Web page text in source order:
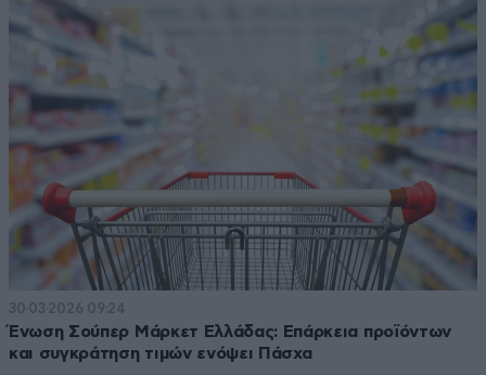
30·03·2026 09:24
Ένωση Σούπερ Μάρκετ Ελλάδας: Επάρκεια προϊόντων
και συγκράτηση τιμών ενόψει Πάσχα